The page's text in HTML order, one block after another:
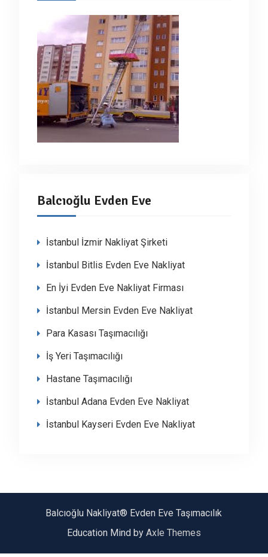
Balcıoğlu Evden Eve
İstanbul İzmir Nakliyat Şirketi
İstanbul Bitlis Evden Eve Nakliyat
En İyi Evden Eve Nakliyat Firması
İstanbul Mersin Evden Eve Nakliyat
Para Kasası Taşımacılığı
İş Yeri Taşımacılığı
Hastane Taşımacılığı
İstanbul Adana Evden Eve Nakliyat
İstanbul Kayseri Evden Eve Nakliyat
Balcıoğlu Nakliyat® Evden Eve Taşımacılık
Education Mind by Axle Themes